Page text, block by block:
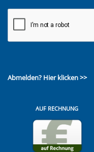
Abmelden? Hier klicken >>
AUF RECHNUNG